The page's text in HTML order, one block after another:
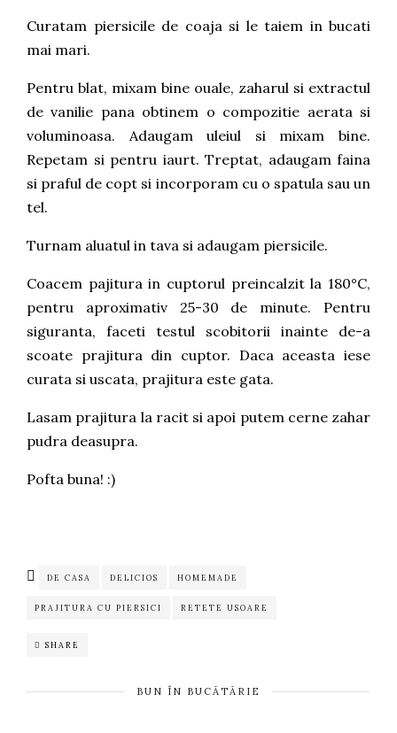
Curatam piersicile de coaja si le taiem in bucati
mai mari.
Pentru blat, mixam bine ouale, zaharul si extractul
de vanilie pana obtinem o compozitie aerata si
voluminoasa. Adaugam uleiul si mixam bine.
Repetam si pentru iaurt. Treptat, adaugam faina
si praful de copt si incorporam cu o spatula sau un
tel.
Turnam aluatul in tava si adaugam piersicile.
Coacem pajitura in cuptorul preincalzit la 180°C,
pentru aproximativ 25-30 de minute. Pentru
siguranta, faceti testul scobitorii inainte de-a
scoate prajitura din cuptor. Daca aceasta iese
curata si uscata, prajitura este gata.
Lasam prajitura la racit si apoi putem cerne zahar
pudra deasupra.
Pofta buna! :)
DE CASA DELICIOS HOMEMADE
PRAJITURA CU PIERSICI RETETE USOARE
SHARE
BUN ÎN BUCĂTĂRIE